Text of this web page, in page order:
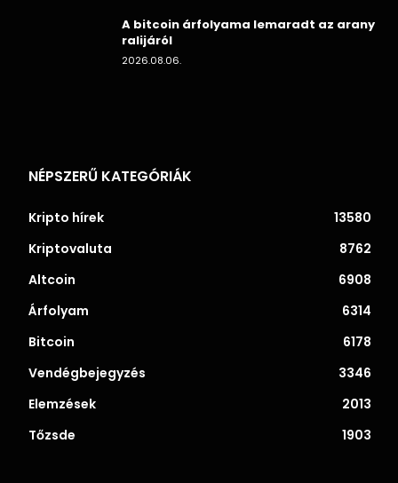
A bitcoin árfolyama lemaradt az arany
ralijáról
2026.08.06.
NÉPSZERŰ KATEGÓRIÁK
Kripto hírek
13580
Kriptovaluta
8762
Altcoin
6908
Árfolyam
6314
Bitcoin
6178
Vendégbejegyzés
3346
Elemzések
2013
Tőzsde
1903